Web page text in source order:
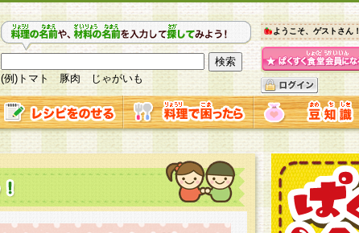
(例)トマト 豚肉 じゃがいも
ようこそ、ゲストさん！